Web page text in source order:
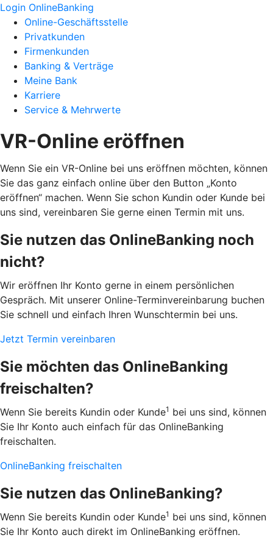
Login OnlineBanking
Online-Geschäftsstelle
Privatkunden
Firmenkunden
Banking & Verträge
Meine Bank
Karriere
Service & Mehrwerte
VR-Online eröffnen
Wenn Sie ein VR-Online bei uns eröffnen möchten, können
Sie das ganz einfach online über den Button „Konto
eröffnen“ machen. Wenn Sie schon Kundin oder Kunde bei
uns sind, vereinbaren Sie gerne einen Termin mit uns.
Sie nutzen das OnlineBanking noch
nicht?
Wir eröffnen Ihr Konto gerne in einem persönlichen
Gespräch. Mit unserer Online-Terminvereinbarung buchen
Sie schnell und einfach Ihren Wunschtermin bei uns.
Jetzt Termin vereinbaren
Sie möchten das OnlineBanking
freischalten?
Wenn Sie bereits Kundin oder Kunde1 bei uns sind, können
Sie Ihr Konto auch einfach für das OnlineBanking
freischalten.
OnlineBanking freischalten
Sie nutzen das OnlineBanking?
Wenn Sie bereits Kundin oder Kunde1 bei uns sind, können
Sie Ihr Konto auch direkt im OnlineBanking eröffnen.